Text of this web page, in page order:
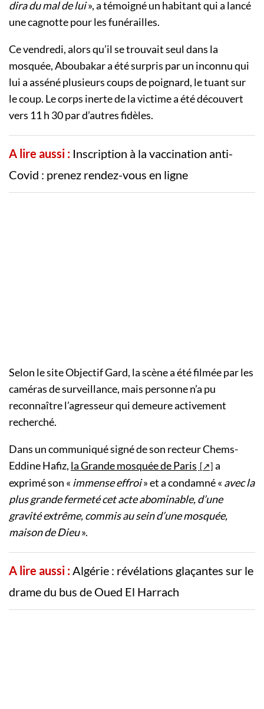
dira du mal de lui», a témoigné un habitant qui a lancé
une cagnotte pour les funérailles.
Ce vendredi, alors qu’il se trouvait seul dans la
mosquée, Aboubakar a été surpris par un inconnu qui
lui a asséné plusieurs coups de poignard, le tuant sur
le coup. Le corps inerte de la victime a été découvert
vers 11 h 30 par d’autres fidèles.
A lire aussi : Inscription à la vaccination anti-
Covid : prenez rendez-vous en ligne
Selon le site Objectif Gard, la scène a été filmée par les
caméras de surveillance, mais personne n’a pu
reconnaître l’agresseur qui demeure activement
recherché.
Dans un communiqué signé de son recteur Chems-
Eddine Hafiz, la Grande mosquée de Paris
a
exprimé son « immense effroi» et a condamné « avec la
plus grande fermeté cet acte abominable, d’une
gravité extrême, commis au sein d’une mosquée,
maison de Dieu».
A lire aussi : Algérie : révélations glaçantes sur le
drame du bus de Oued El Harrach